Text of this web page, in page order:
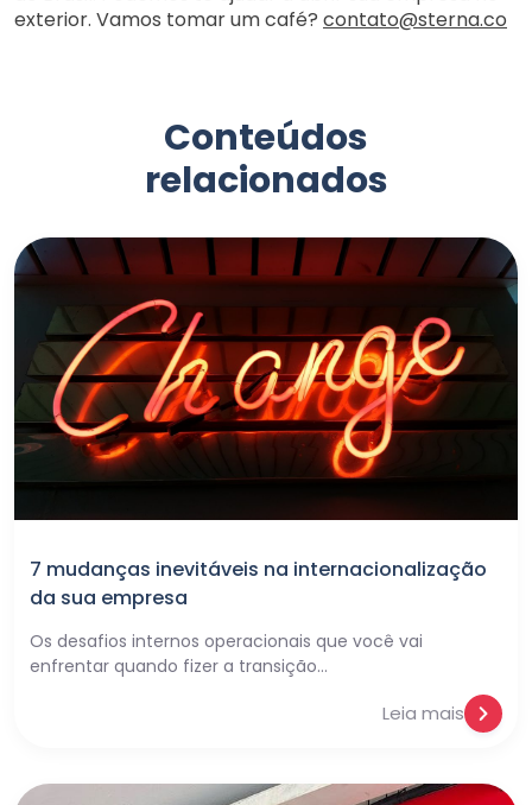
exterior. Vamos tomar um café? contato@sterna.co
Conteúdos
relacionados
7 mudanças inevitáveis na internacionalização
da sua empresa
Os desafios internos operacionais que você vai
enfrentar quando fizer a transição…
Leia mais